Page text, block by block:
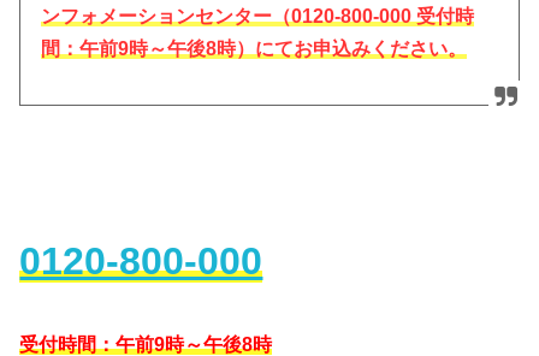
ンフォメーションセンター（0120-800-000 受付時
間：午前9時～午後8時）にてお申込みください。
0120-800-000
受付時間：午前9時～午後8時